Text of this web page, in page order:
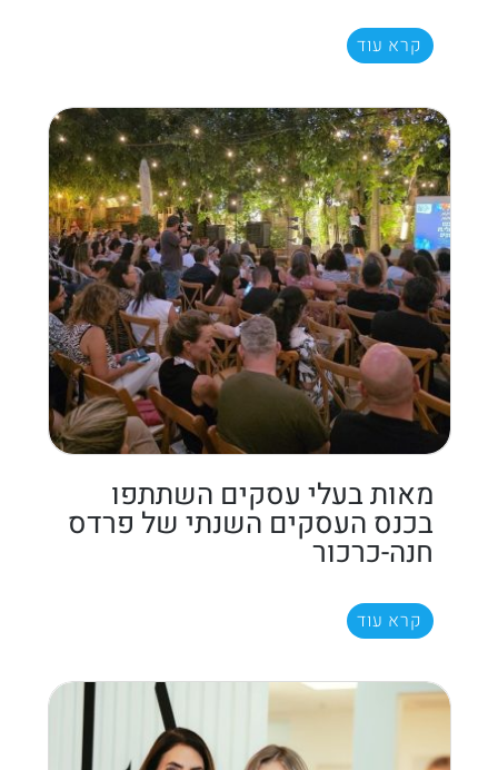
קרא עוד
מאות בעלי עסקים השתתפו
בכנס העסקים השנתי של פרדס
חנה-כרכור
קרא עוד